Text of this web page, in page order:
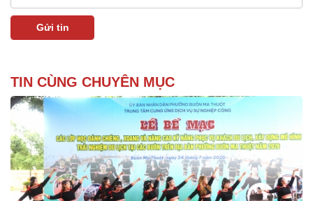
TIN CÙNG CHUYÊN MỤC